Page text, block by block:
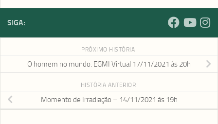
SIGA:
PRÓXIMO HISTÓRIA
O homem no mundo. EGMI Virtual 17/11/2021 às 20h
HISTÓRIA ANTERIOR
Momento de Irradiação – 14/11/2021 às 19h